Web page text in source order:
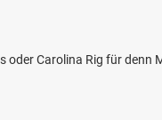
oder Carolina Rig für denn